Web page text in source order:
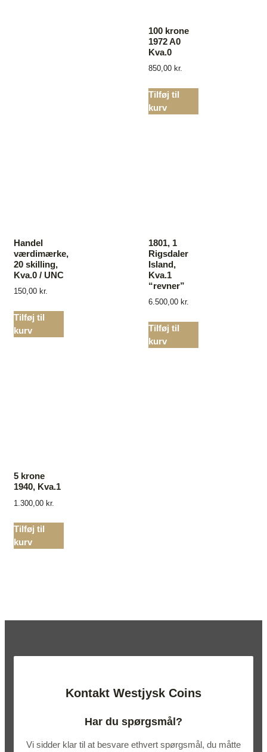
100 krone
1972 A0
Kva.0
850,00 kr.
Tilføj til
kurv
Handel
værdimærke,
20 skilling,
Kva.0 / UNC
150,00 kr.
Tilføj til
kurv
1801, 1
Rigsdaler
Island,
Kva.1
“revner”
6.500,00 kr.
Tilføj til
kurv
5 krone
1940, Kva.1
1.300,00 kr.
Tilføj til
kurv
Kontakt Westjysk Coins
Har du spørgsmål?
Vi sidder klar til at besvare ethvert spørgsmål, du måtte